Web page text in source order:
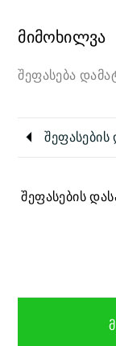
მიმოხილვა
შეფასება
შეფასების
შეფასების